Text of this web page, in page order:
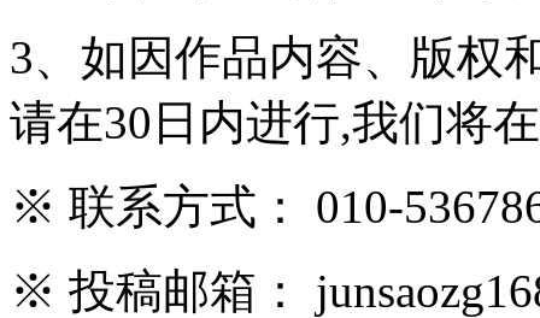
3、如因作品内容、版权
请在30日内进行,我们将
※ 联系方式： 010-
※ 投稿邮箱：